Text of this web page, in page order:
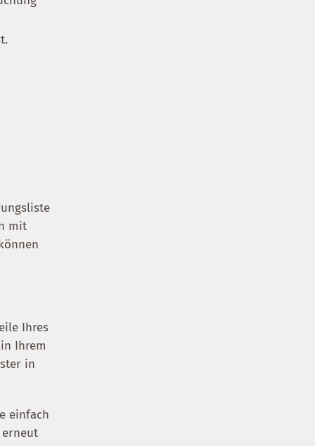
mit
Ihres
Ihrem
in
einfach
erneut